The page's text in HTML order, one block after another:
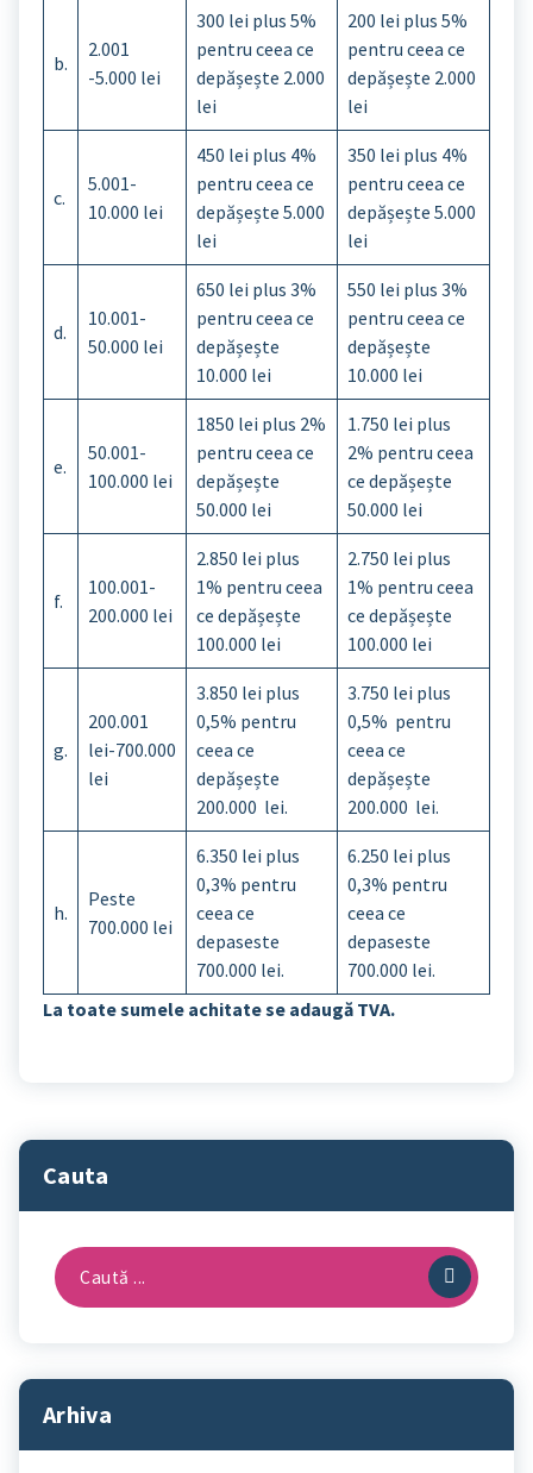
b.
2.001
-5.000 lei
300 lei plus 5%
pentru ceea ce
depășește 2.000
lei
200 lei plus 5%
pentru ceea ce
depășește 2.000
lei
c.
5.001-
10.000 lei
450 lei plus 4%
pentru ceea ce
depășește 5.000
lei
350 lei plus 4%
pentru ceea ce
depășește 5.000
lei
d.
10.001-
50.000 lei
650 lei plus 3%
pentru ceea ce
depășește
10.000 lei
550 lei plus 3%
pentru ceea ce
depășește
10.000 lei
e.
50.001-
100.000 lei
1850 lei plus 2%
pentru ceea ce
depășește
50.000 lei
1.750 lei plus
2% pentru ceea
ce depășește
50.000 lei
f.
100.001-
200.000 lei
2.850 lei plus
1% pentru ceea
ce depășește
100.000 lei
2.750 lei plus
1% pentru ceea
ce depășește
100.000 lei
g.
200.001
lei-700.000
lei
3.850 lei plus
0,5% pentru
ceea ce
depășește
200.000 lei.
3.750 lei plus
0,5% pentru
ceea ce
depășește
200.000 lei.
h.
Peste
700.000 lei
6.350 lei plus
0,3% pentru
ceea ce
depaseste
700.000 lei.
6.250 lei plus
0,3% pentru
ceea ce
depaseste
700.000 lei.
La toate sumele achitate se adaugă TVA.
Cauta
Caută
după:
Arhiva